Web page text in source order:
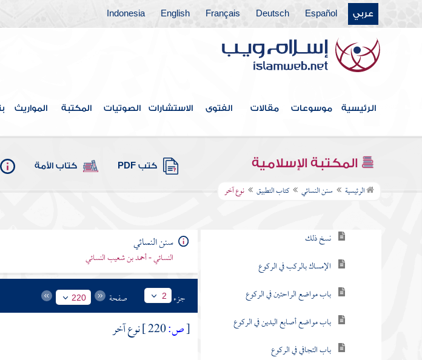
عربي Español
Deutsch
Français
English
Indonesia
الرئيسية موسوعات مقالات الفتوى الاستشارات الصوتيات المكتبة المواريث
المكتبة الإسلامية كتب PDF كتاب الأمة
الرئيسية سنن النسائي كتاب التطبيق نوع آخر
كتاب المواقيت
كتاب الأذان
كتاب المساجد
كتاب القبلة
كتاب الإمامة
كتاب الافتتاح
كتاب التطبيق
نسخ ذلك
الإمساك بالركب في الركوع
باب مواضع الراحتين في الركوع
باب مواضع أصابع اليدين في الركوع
باب التجافي في الركوع
سنن النسائي
النسائي - أحمد بن شعيب النسائي
جزء 2 صفحة 220
[ص:
نوع آخر